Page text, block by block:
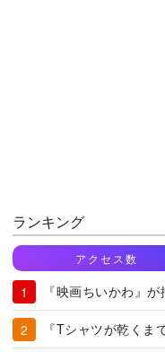
ランキング
アクセス数
『映画ちいかわ』
『Tシャツが乾くま